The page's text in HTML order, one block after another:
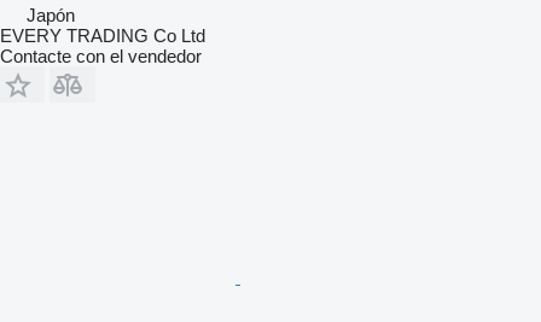
Japón
EVERY TRADING Co Ltd
Contacte con el vendedor